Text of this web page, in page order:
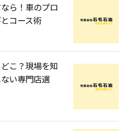
ら！車のプロ
コース術
こ？現場を知
い専門店選